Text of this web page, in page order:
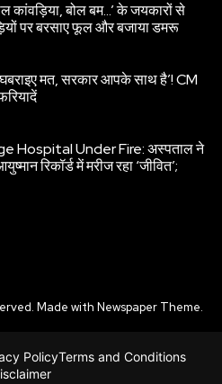
बोल बम…’ के जयकारों से
पर बरसाए फूल और बजाया डमरू
मत, सरकार आपके साथ है’! CM
Hospital Under Fire: अस्पताल ने
रिकॉर्ड में मरीज रहा ‘जीवित’;
Made with Newspaper Theme.
PolicyTerms and Conditions